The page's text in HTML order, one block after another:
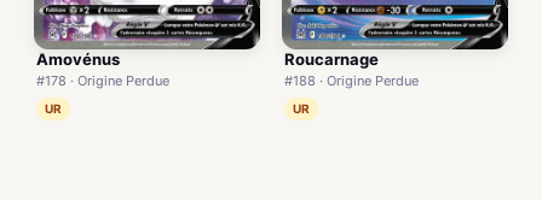
Amovénus
#178 · Origine Perdue
UR
Roucarnage
#188 · Origine Perdue
UR